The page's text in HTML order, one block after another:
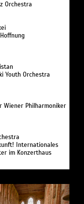
Or­chestra
Youth Orchestra
Wiener Philharmoniker
Internationales
im Konzerthaus